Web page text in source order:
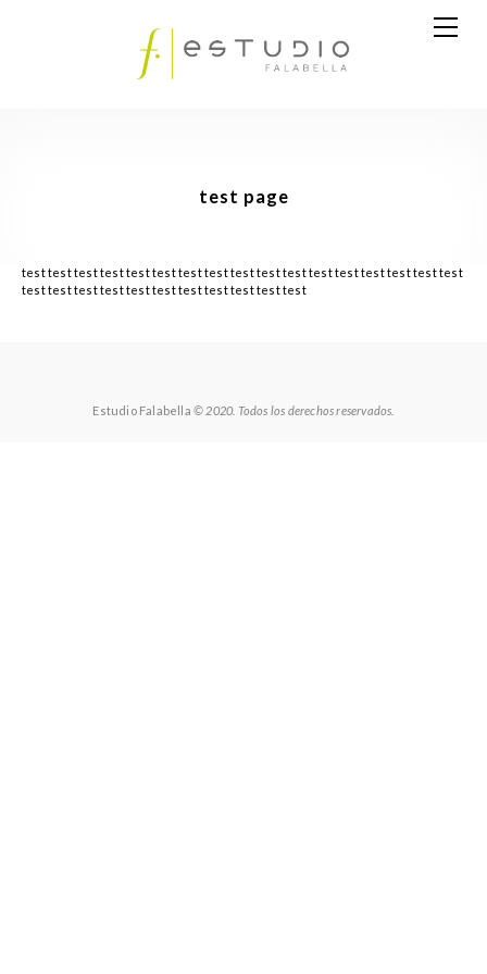
test page
test test test test test test test test test test test test test test test test test
test test test test test test test test test test test
Estudio Falabella © 2020. Todos los derechos reservados.